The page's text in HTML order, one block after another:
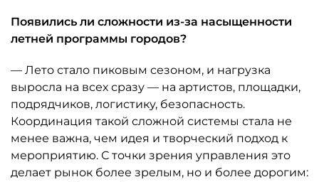
Появились ли сложности из-за насыщенности
летней программы городов?
— Лето стало пиковым сезоном, и нагрузка
выросла на всех сразу — на артистов, площадки,
подрядчиков, логистику, безопасность.
Координация такой сложной системы стала не
менее важна, чем идея и творческий подход к
мероприятию. С точки зрения управления это
делает рынок более зрелым, но и более дорогим: